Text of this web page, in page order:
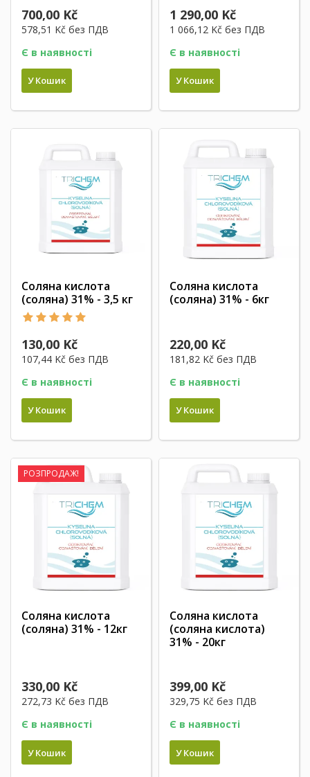
700,00 Kč
578,51 Kč без ПДВ
Є в наявності
У Кошик
1 290,00 Kč
1 066,12 Kč без ПДВ
Є в наявності
У Кошик
Соляна кислота
(соляна) 31% - 3,5 кг
130,00 Kč
107,44 Kč без ПДВ
Є в наявності
У Кошик
Соляна кислота
(соляна) 31% - 6кг
220,00 Kč
181,82 Kč без ПДВ
Є в наявності
У Кошик
РОЗПРОДАЖ!
Соляна кислота
(соляна) 31% - 12кг
330,00 Kč
272,73 Kč без ПДВ
Є в наявності
У Кошик
Соляна кислота
(соляна кислота)
31% - 20кг
399,00 Kč
329,75 Kč без ПДВ
Є в наявності
У Кошик